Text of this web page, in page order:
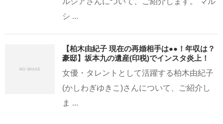
シ ...
【柏木由紀子 現在の再婚相手は●●！年収は？
豪邸】坂本九の遺産(印税)でインスタ炎上！
女優・タレントとして活躍する柏木由紀子
(かしわぎゆきこ)さんについて、ご紹介し
ま ...